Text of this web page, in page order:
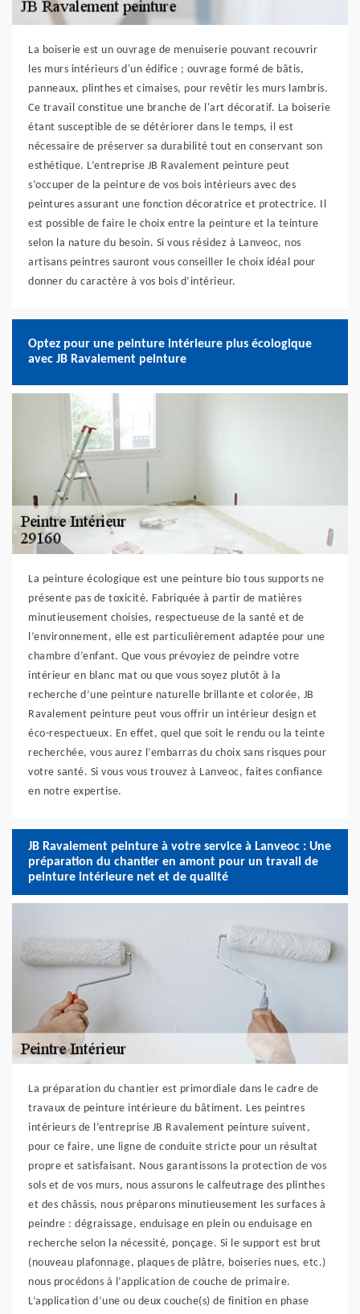
La boiserie est un ouvrage de menuiserie pouvant recouvrir
les murs intérieurs d'un édifice ; ouvrage formé de bâtis,
panneaux, plinthes et cimaises, pour revêtir les murs lambris.
Ce travail constitue une branche de l'art décoratif. La boiserie
étant susceptible de se détériorer dans le temps, il est
nécessaire de préserver sa durabilité tout en conservant son
esthétique. L’entreprise JB Ravalement peinture peut
s’occuper de la peinture de vos bois intérieurs avec des
peintures assurant une fonction décoratrice et protectrice. Il
est possible de faire le choix entre la peinture et la teinture
selon la nature du besoin. Si vous résidez à Lanveoc, nos
artisans peintres sauront vous conseiller le choix idéal pour
donner du caractère à vos bois d’intérieur.
Optez pour une peinture intérieure plus écologique
avec JB Ravalement peinture
La peinture écologique est une peinture bio tous supports ne
présente pas de toxicité. Fabriquée à partir de matières
minutieusement choisies, respectueuse de la santé et de
l’environnement, elle est particulièrement adaptée pour une
chambre d’enfant. Que vous prévoyiez de peindre votre
intérieur en blanc mat ou que vous soyez plutôt à la
recherche d’une peinture naturelle brillante et colorée, JB
Ravalement peinture peut vous offrir un intérieur design et
éco-respectueux. En effet, quel que soit le rendu ou la teinte
recherchée, vous aurez l’embarras du choix sans risques pour
votre santé. Si vous vous trouvez à Lanveoc, faites confiance
en notre expertise.
JB Ravalement peinture à votre service à Lanveoc : Une
préparation du chantier en amont pour un travail de
peinture intérieure net et de qualité
La préparation du chantier est primordiale dans le cadre de
travaux de peinture intérieure du bâtiment. Les peintres
intérieurs de l’entreprise JB Ravalement peinture suivent,
pour ce faire, une ligne de conduite stricte pour un résultat
propre et satisfaisant. Nous garantissons la protection de vos
sols et de vos murs, nous assurons le calfeutrage des plinthes
et des châssis, nous préparons minutieusement les surfaces à
peindre : dégraissage, enduisage en plein ou enduisage en
recherche selon la nécessité, ponçage. Si le support est brut
(nouveau plafonnage, plaques de plâtre, boiseries nues, etc.)
nous procédons à l’application de couche de primaire.
L’application d’une ou deux couche(s) de finition en phase